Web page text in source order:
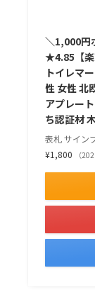
＼1,000円
★4.85【楽
トイレマ
性 女性 北
アプレー
ち認証材
表札 サイン
¥1,800
（